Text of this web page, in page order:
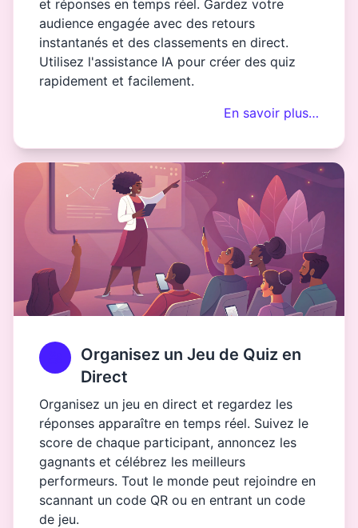
et réponses en temps réel. Gardez votre
audience engagée avec des retours
instantanés et des classements en direct.
Utilisez l'assistance IA pour créer des quiz
rapidement et facilement.
En savoir plus…
Organisez un Jeu de Quiz en
Direct
Organisez un jeu en direct et regardez les
réponses apparaître en temps réel. Suivez le
score de chaque participant, annoncez les
gagnants et célébrez les meilleurs
performeurs. Tout le monde peut rejoindre en
scannant un code QR ou en entrant un code
de jeu.